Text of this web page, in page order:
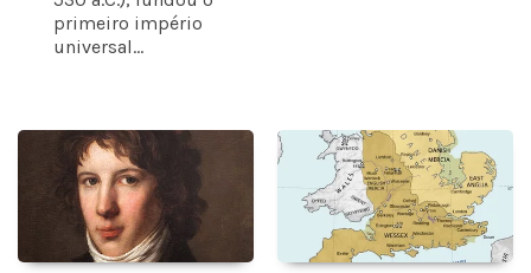
primeiro império
universal...